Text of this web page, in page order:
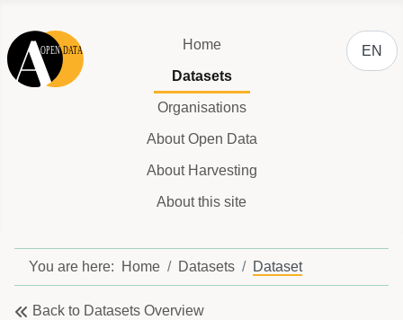
Home
Datasets
Organisations
About Open Data
About Harvesting
About this site
Select
EN
You are here: Home Datasets Dataset
Back to Datasets Overview